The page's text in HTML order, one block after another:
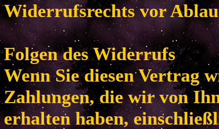
Widerrufsrechts vor
Folgen des Widerrufs
Wenn Sie diesen Vertrag
Zahlungen, die wir von
erhalten haben,